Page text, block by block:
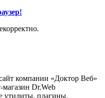
компании «Доктор Веб»
Dr.Web
утилиты, плагины,